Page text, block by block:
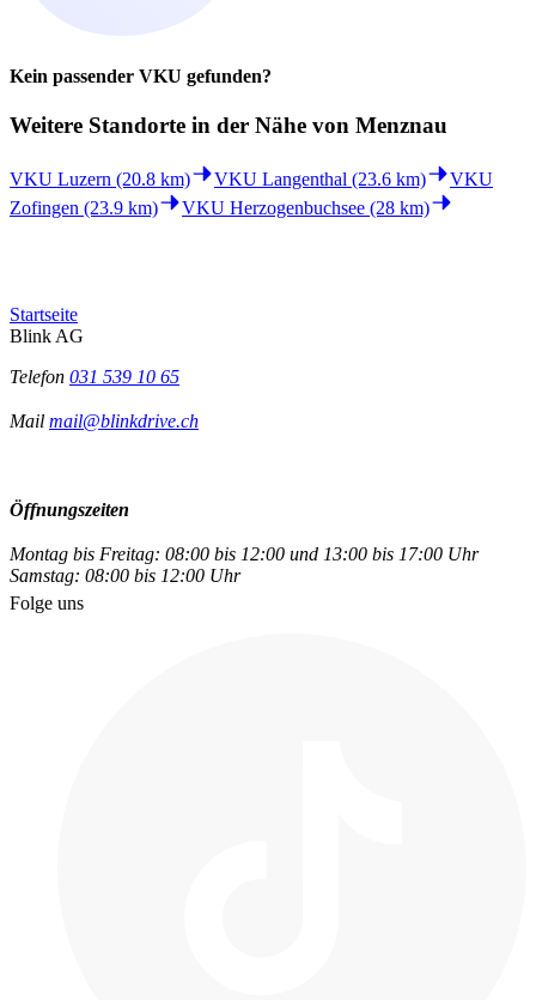
Kein passender VKU gefunden?
Weitere Standorte in der Nähe von Menznau
VKU Luzern (20.8 km) VKU Langenthal (23.6 km)
VKU
Zofingen (23.9 km)
VKU Herzogenbuchsee (28 km)
Startseite
Blink AG
Telefon 031 539 10 65
Mail mail@blinkdrive.ch
Öffnungszeiten
Montag bis Freitag: 08:00 bis 12:00 und 13:00 bis 17:00 Uhr
Samstag: 08:00 bis 12:00 Uhr
Folge uns